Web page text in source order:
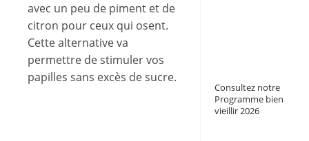
avec un peu de piment et de
citron pour ceux qui osent.
Cette alternative va
permettre de stimuler vos
papilles sans excès de sucre.
Consultez notre
Programme bien
vieillir 2026